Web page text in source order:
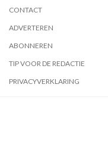
CONTACT
ADVERTEREN
ABONNEREN
TIP VOOR DE REDACTIE
PRIVACYVERKLARING